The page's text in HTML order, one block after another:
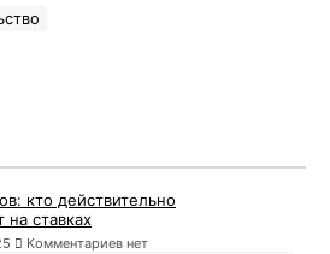
кто действительно
на ставках
Комментариев нет